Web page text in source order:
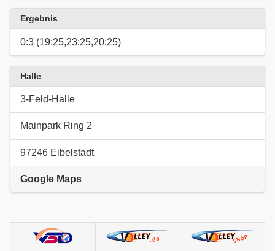
Ergebnis
0:3 (19:25,23:25,20:25)
Halle
3-Feld-Halle
Mainpark Ring 2
97246 Eibelstadt
Google Maps